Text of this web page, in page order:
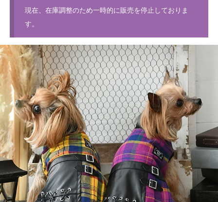
現在、在庫調整のため一時的に販売を停止しておりま
す。